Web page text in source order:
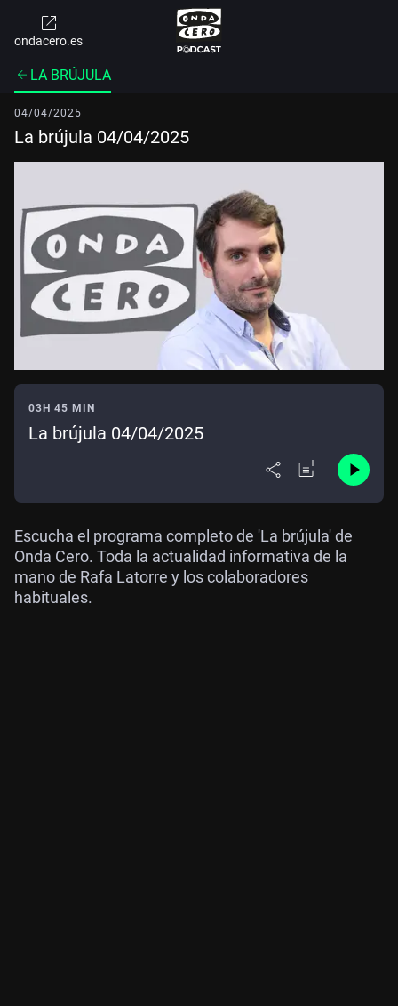
ondacero.es
LA BRÚJULA
04/04/2025
La brújula 04/04/2025
03H 45 MIN
La brújula 04/04/2025
Escucha el programa completo de 'La brújula' de
Onda Cero. Toda la actualidad informativa de la
mano de Rafa Latorre y los colaboradores
habituales.